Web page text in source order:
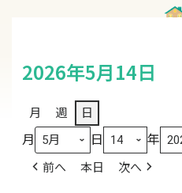
2026年5月14日
月 週 日
月 日 年
前へ 本日 次へ